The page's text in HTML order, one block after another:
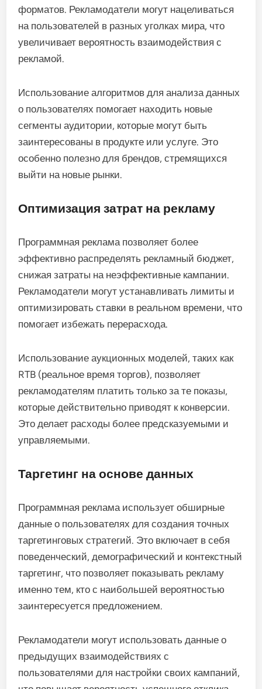
форматов. Рекламодатели могут нацеливаться
на пользователей в разных уголках мира, что
увеличивает вероятность взаимодействия с
рекламой.
Использование алгоритмов для анализа данных
о пользователях помогает находить новые
сегменты аудитории, которые могут быть
заинтересованы в продукте или услуге. Это
особенно полезно для брендов, стремящихся
выйти на новые рынки.
Оптимизация затрат на рекламу
Программная реклама позволяет более
эффективно распределять рекламный бюджет,
снижая затраты на неэффективные кампании.
Рекламодатели могут устанавливать лимиты и
оптимизировать ставки в реальном времени, что
помогает избежать перерасхода.
Использование аукционных моделей, таких как
RTB (реальное время торгов), позволяет
рекламодателям платить только за те показы,
которые действительно приводят к конверсии.
Это делает расходы более предсказуемыми и
управляемыми.
Таргетинг на основе данных
Программная реклама использует обширные
данные о пользователях для создания точных
таргетинговых стратегий. Это включает в себя
поведенческий, демографический и контекстный
таргетинг, что позволяет показывать рекламу
именно тем, кто с наибольшей вероятностью
заинтересуется предложением.
Рекламодатели могут использовать данные о
предыдущих взаимодействиях с
пользователями для настройки своих кампаний,